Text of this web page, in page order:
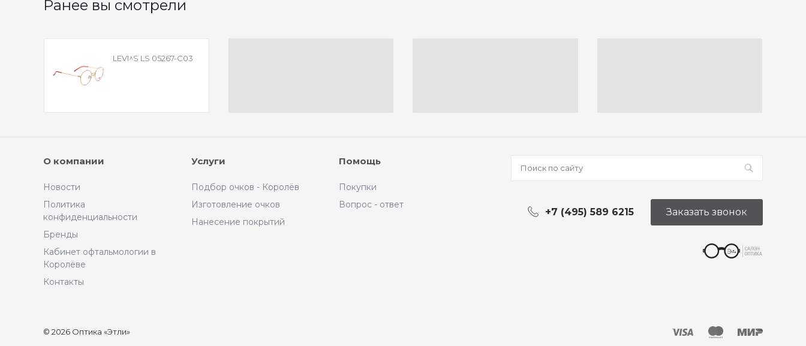
Ранее вы смотрели
LEVI^S LS 05267-C03
О компании
Новости
Политика
конфиденциальности
Бренды
Кабинет офтальмологии в
Королёве
Контакты
Услуги
Подбор очков - Королёв
Изготовление очков
Нанесение покрытий
Помощь
Покупки
Вопрос - ответ
+7 (495) 589 6215 Заказать звонок
© 2026 Оптика «Этли»